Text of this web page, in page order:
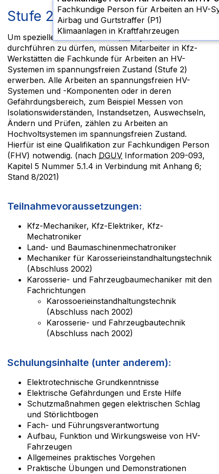
Fachkundige Person für Arbeiten an HV-Systemen Stufe 3S -
Airbag und Gurtstraffer (P1)
Klimaanlagen in Kraftfahrzeugen
Stufe 2S – Grundlagen (HV 2S)
Um spezielle Arbeiten an den
-Systemen
durchführen zu dürfen, müssen Mitarbeiter in Kfz-
Werkstätten die Fachkunde für Arbeiten an HV-
Systemen im spannungsfreien Zustand (Stufe 2)
erwerben. Alle Arbeiten an spannungsfreien HV-
Systemen und -Komponenten oder in deren
Gefährdungsbereich, zum Beispiel Messen von
Isolationswiderständen, Instandsetzen, Auswechseln,
Ändern und Prüfen, zählen zu Arbeiten an
Hochvoltsystemen im spannungsfreien Zustand.
Hierfür ist eine Qualifikation zur Fachkundigen Person
(FHV) notwendig. (nach DGUV Information 209-093,
Kapitel 5 Nummer 5.1.4 in Verbindung mit Anhang 6;
Stand 8/2021)
Teilnahmevoraussetzungen:
Kfz-Mechaniker, Kfz-Elektriker, Kfz-
Mechatroniker
Land- und Baumaschinenmechatroniker
Mechaniker für Karosserieinstandhaltungstechnik
(Abschluss 2002)
Karosserie- und Fahrzeugbaumechaniker mit den
Fachrichtungen
Karossoerieinstandhaltungstechnik
(Abschluss nach 2002)
Karosserie- und Fahrzeugbautechnik
(Abschluss nach 2002)
Schulungsinhalte (unter anderem):
Elektrotechnische Grundkenntnisse
Elektrische Gefährdungen und Erste Hilfe
Schutzmaßnahmen gegen elektrischen Schlag
und Störlichtbogen
Fach- und Führungsverantwortung
Aufbau, Funktion und Wirkungsweise von HV-
Fahrzeugen
Allgemeines praktisches Vorgehen
Praktische Übungen und Demonstrationen